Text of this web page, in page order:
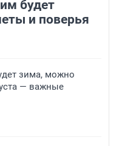
будет
и поверья
зима, можно
— важные